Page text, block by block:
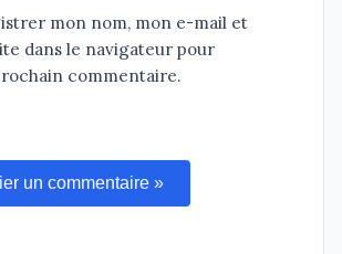
mon nom, mon e-mail et
dans le navigateur pour
commentaire.
un commentaire »